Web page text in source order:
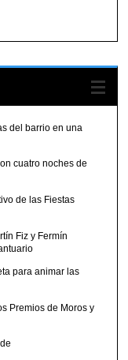
del barrio en una
cuatro noches de
de las Fiestas
Fiz y Fermín
para animar las
Premios de Moros y